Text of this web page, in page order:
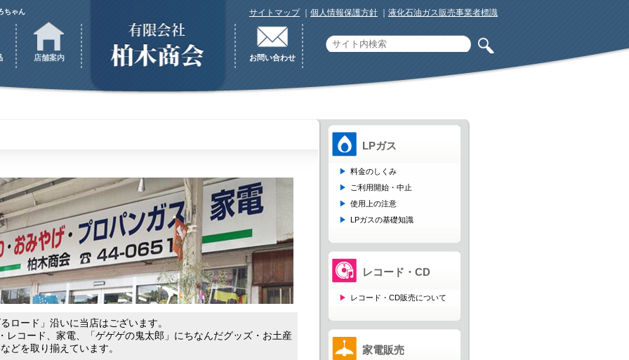
ちゃん サイトマップ 個人情報保護方針 液化石油ガス販売事業者標識
店舗案内 お問い合わせ
ロード」沿いに当店はございます。
レコード、家電、「ゲゲゲの鬼太郎」にちなんだグッズ・お土産
どを取り揃えています。
LPガス
料金のしくみ
ご利用開始・中止
使用上の注意
LPガスの基礎知識
レコード・CD
レコード・CD販売について
家電販売